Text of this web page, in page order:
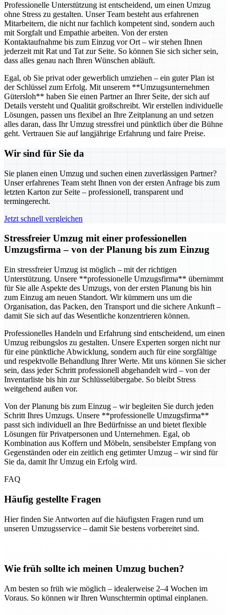
Professionelle Unterstützung ist entscheidend, um einen Umzug
ohne Stress zu gestalten. Unser Team besteht aus erfahrenen
Mitarbeitern, die nicht nur fachlich kompetent sind, sondern auch
mit Sorgfalt und Empathie arbeiten. Von der ersten
Kontaktaufnahme bis zum Einzug vor Ort – wir stehen Ihnen
jederzeit mit Rat und Tat zur Seite. So können Sie sich sicher sein,
dass alles genau nach Ihren Wünschen abläuft.
Egal, ob Sie privat oder gewerblich umziehen – ein guter Plan ist
der Schlüssel zum Erfolg. Mit unserem **Umzugsunternehmen
Gütersloh** haben Sie einen Partner an Ihrer Seite, der sich auf
Details versteht und Qualität großschreibt. Wir erstellen individuelle
Lösungen, passen uns flexibel an Ihre Zeitplanung an und setzen
alles daran, dass Ihr Umzug stressfrei und pünktlich über die Bühne
geht. Vertrauen Sie auf langjährige Erfahrung und faire Preise.
Wir sind für Sie da
Sie planen einen Umzug und suchen einen zuverlässigen Partner?
Unser erfahrenes Team steht Ihnen von der ersten Anfrage bis zum
letzten Karton zur Seite – professionell, transparent und
termingerecht.
Jetzt schnell vergleichen
Stressfreier Umzug mit einer professionellen
Umzugsfirma – von der Planung bis zum Einzug
Ein stressfreier Umzug ist möglich – mit der richtigen
Unterstützung. Unsere **professionelle Umzugsfirma** übernimmt
für Sie alle Aspekte des Umzugs, von der ersten Planung bis hin
zum Einzug am neuen Standort. Wir kümmern uns um die
Organisation, das Packen, den Transport und die sichere Ankunft –
damit Sie sich auf das Wesentliche konzentrieren können.
Professionelles Handeln und Erfahrung sind entscheidend, um einen
Umzug reibungslos zu gestalten. Unsere Experten sorgen nicht nur
für eine pünktliche Abwicklung, sondern auch für eine sorgfältige
und respektvolle Behandlung Ihrer Werte. Mit uns können Sie sicher
sein, dass jeder Schritt professionell abgehandelt wird – von der
Inventarliste bis hin zur Schlüsselübergabe. So bleibt Stress
weitgehend außen vor.
Von der Planung bis zum Einzug – wir begleiten Sie durch jeden
Schritt Ihres Umzugs. Unsere **professionelle Umzugsfirma**
passt sich individuell an Ihre Bedürfnisse an und bietet flexible
Lösungen für Privatpersonen und Unternehmen. Egal, ob
Kombination aus Koffern und Möbeln, sensibelster Empfang von
Gegenständen oder ein zeitlich eng getimter Umzug – wir sind für
Sie da, damit Ihr Umzug ein Erfolg wird.
FAQ
Häufig gestellte Fragen
Hier finden Sie Antworten auf die häufigsten Fragen rund um
unseren Umzugsservice – damit Sie bestens vorbereitet sind.
Wie früh sollte ich meinen Umzug buchen?
Am besten so früh wie möglich – idealerweise 2–4 Wochen im
Voraus. So können wir Ihren Wunschtermin optimal einplanen.